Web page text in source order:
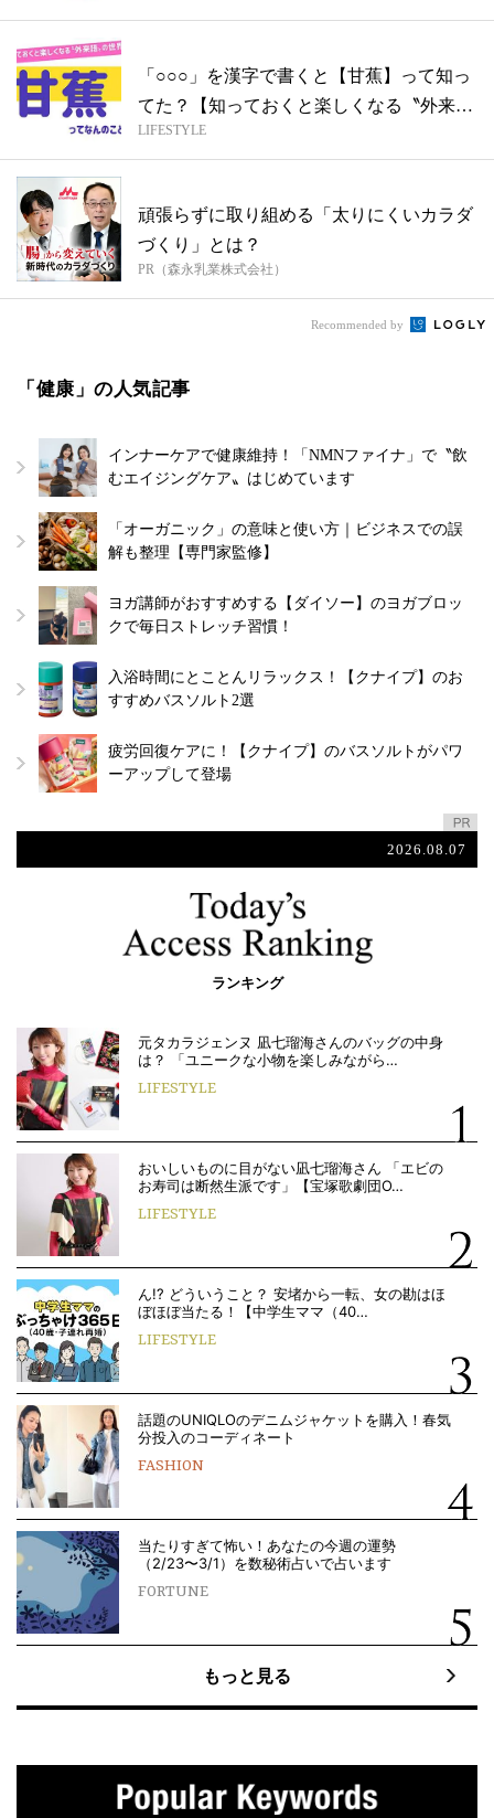
「○○○」を漢字で書くと【甘蕉】って知っ
てた？【知っておくと楽しくなる〝外来
語〟...
LIFESTYLE
頑張らずに取り組める「太りにくいカラダ
づくり」とは？
PR（森永乳業株式会社）
Recommended by
「健康」の人気記事
インナーケアで健康維持！「NMNファイナ」で〝飲
むエイジングケア〟はじめています
「オーガニック」の意味と使い方｜ビジネスでの誤
解も整理【専門家監修】
ヨガ講師がおすすめする【ダイソー】のヨガブロッ
クで毎日ストレッチ習慣！
入浴時間にとことんリラックス！【クナイプ】のお
すすめバスソルト2選
疲労回復ケアに！【クナイプ】のバスソルトがパワ
ーアップして登場
2026.08.07
ランキング
元タカラジェンヌ 凪七瑠海さんのバッグの中身
は？ 「ユニークな小物を楽しみながら…
LIFESTYLE
おいしいものに目がない凪七瑠海さん 「エビの
お寿司は断然生派です」【宝塚歌劇団O…
LIFESTYLE
ん!? どういうこと？ 安堵から一転、女の勘はほ
ぼほぼ当たる！【中学生ママ（40…
LIFESTYLE
話題のUNIQLOのデニムジャケットを購入！春気
分投入のコーディネート
FASHION
当たりすぎて怖い！あなたの今週の運勢
（2/23〜3/1）を数秘術占いで占います
FORTUNE
もっと見る